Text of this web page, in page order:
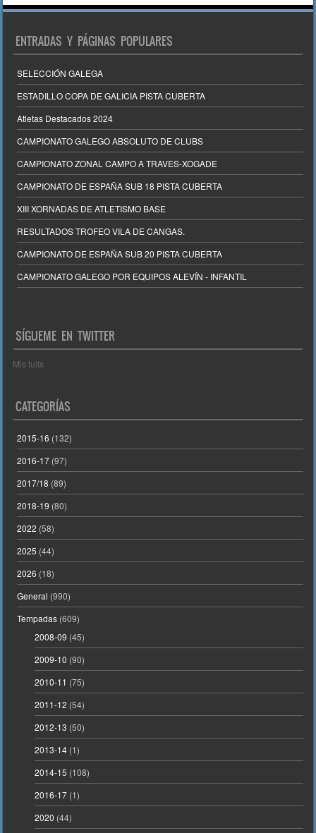
ENTRADAS Y PÁGINAS POPULARES
SELECCIÓN GALEGA
ESTADILLO COPA DE GALICIA PISTA CUBERTA
Atletas Destacados 2024
CAMPIONATO GALEGO ABSOLUTO DE CLUBS
CAMPIONATO ZONAL CAMPO A TRAVES-XOGADE
CAMPIONATO DE ESPAÑA SUB 18 PISTA CUBERTA
XIII XORNADAS DE ATLETISMO BASE
RESULTADOS TROFEO VILA DE CANGAS.
CAMPIONATO DE ESPAÑA SUB 20 PISTA CUBERTA
CAMPIONATO GALEGO POR EQUIPOS ALEVÍN - INFANTIL
SÍGUEME EN TWITTER
Mis tuits
CATEGORÍAS
2015-16 (132)
2016-17 (97)
2017/18 (89)
2018-19 (80)
2022 (58)
2025 (44)
2026 (18)
General (990)
Tempadas (609)
2008-09 (45)
2009-10 (90)
2010-11 (75)
2011-12 (54)
2012-13 (50)
2013-14(1)
2014-15 (108)
2016-17(1)
2020 (44)